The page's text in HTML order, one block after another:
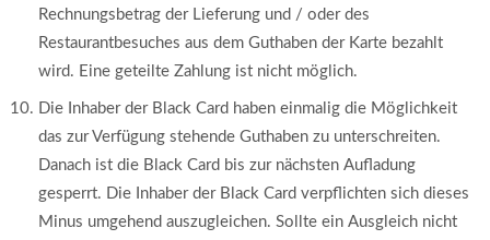
Rechnungsbetrag der Lieferung und / oder des
Restaurantbesuches aus dem Guthaben der Karte bezahlt
wird. Eine geteilte Zahlung ist nicht möglich.
Die Inhaber der Black Card haben einmalig die Möglichkeit
das zur Verfügung stehende Guthaben zu unterschreiten.
Danach ist die Black Card bis zur nächsten Aufladung
gesperrt. Die Inhaber der Black Card verpflichten sich dieses
Minus umgehend auszugleichen. Sollte ein Ausgleich nicht